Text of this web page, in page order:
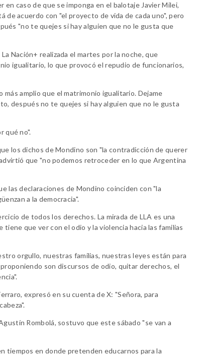
en caso de que se imponga en el balotaje Javier Milei,
acuerdo con "el proyecto de vida de cada uno", pero
"no te quejes si hay alguien que no le gusta que
Nación+ realizada el martes por la noche, que
igualitario, lo que provocó el repudio de funcionarios,
amplio que el matrimonio igualitario. Dejame
después no te quejes si hay alguien que no le gusta
qué no".
los dichos de Mondino son "la contradicción de querer
que "no podemos retroceder en lo que Argentina
las declaraciones de Mondino coinciden con "la
a la democracia".
de todos los derechos. La mirada de LLA es una
que ver con el odio y la violencia hacia las familias
orgullo, nuestras familias, nuestras leyes están para
son discursos de odio, quitar derechos, el
expresó en su cuenta de X: "Señora, para
Rombolá, sostuvo que este sábado "se van a
tiempos en donde pretenden educarnos para la